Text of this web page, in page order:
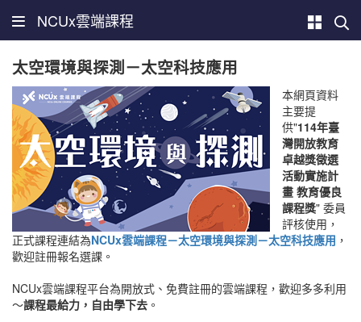
NCUx雲端課程
太空環境與探測－太空科技應用
本網頁資料
主要提
供"114年臺
灣開放教育
卓越獎徵選
活動實施計
畫 教育優良
課程獎" 委員
評核使用，
正式課程連結為NCUx雲端課程－太空環境與探測－太空科技應用 ，
歡迎註冊報名選課。
NCUx雲端課程平台為開放式、免費註冊的雲端課程，歡迎多多利用
～課程最給力，自由學下去 。